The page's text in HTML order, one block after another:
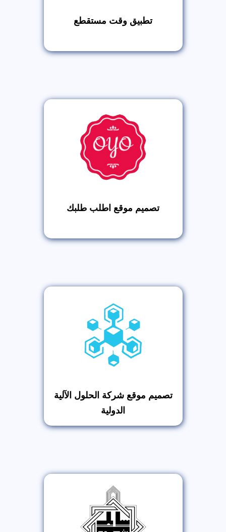
تطبيق وقت مستقطع
تصميم موقع اطلب طلبك
تصميم موقع شركة الحلول الآلية
الدولية